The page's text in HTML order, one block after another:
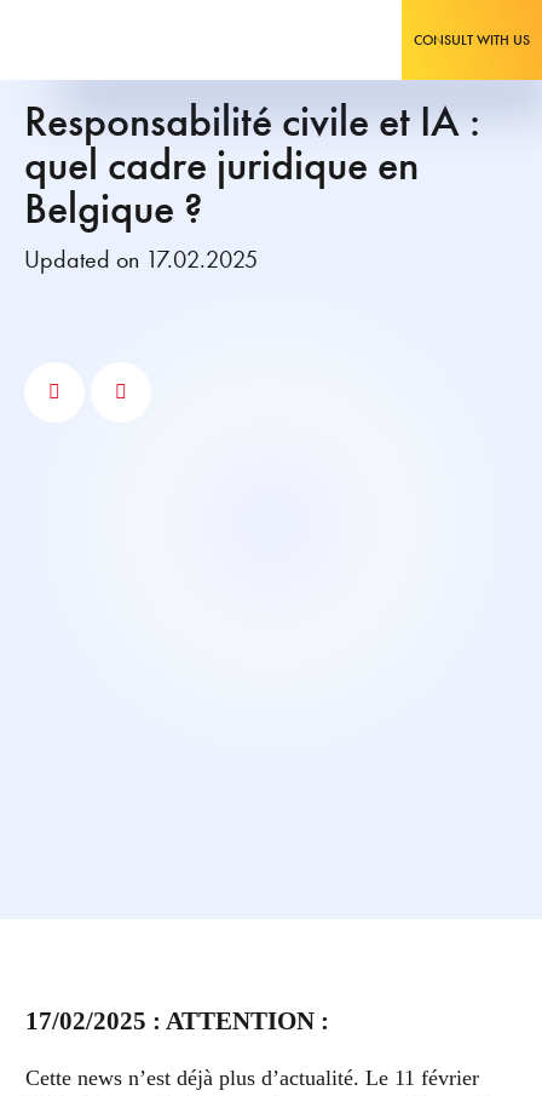
CONSULT WITH US
Responsabilité civile et IA :
quel cadre juridique en
Belgique ?
Updated on 17.02.2025
17/02/2025 : ATTENTION :
Cette news n’est déjà plus d’actualité. Le 11 février